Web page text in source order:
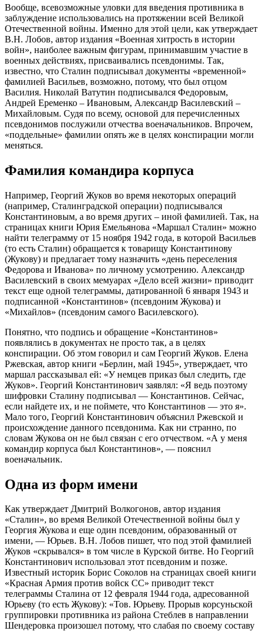
Вообще, всевозможные уловки для введения противника в
заблуждение использовались на протяжении всей Великой
Отечественной войны. Именно для этой цели, как утверждает
В.Н. Лобов, автор издания «Военная хитрость в истории
войн», наиболее важным фигурам, принимавшим участие в
военных действиях, присваивались псевдонимы. Так,
известно, что Сталин подписывал документы «временной»
фамилией Васильев, возможно, потому, что был отцом
Василия. Николай Ватутин подписывался Федоровым,
Андрей Еременко – Ивановым, Александр Василевский –
Михайловым. Судя по всему, основой для перечисленных
псевдонимов послужили отчества военачальников. Впрочем,
«поддельные» фамилии опять же в целях конспирации могли
меняться.
Фамилия командира корпуса
Например, Георгий Жуков во время некоторых операций
(например, Сталинградской операции) подписывался
Константиновым, а во время других – иной фамилией. Так, на
страницах книги Юрия Емельянова «Маршал Сталин» можно
найти телеграмму от 15 ноября 1942 года, в которой Васильев
(то есть Сталин) обращается к товарищу Константинову
(Жукову) и предлагает тому назначить «день переселения
Федорова и Иванова» по личному усмотрению. Александр
Василевский в своих мемуарах «Дело всей жизни» приводит
текст еще одной телеграммы, датированной 6 января 1943 и
подписанной «Константинов» (псевдоним Жукова) и
«Михайлов» (псевдоним самого Василевского).
Понятно, что подпись и обращение «Константинов»
появлялись в документах не просто так, а в целях
конспирации. Об этом говорил и сам Георгий Жуков. Елена
Ржевская, автор книги «Берлин, май 1945», утверждает, что
маршал рассказывал ей: «У немцев приказ был следить, где
Жуков». Георгий Константинович заявлял: «Я ведь поэтому
шифровки Сталину подписывал — Константинов. Сейчас,
если найдете их, и не поймете, что Константинов — это я».
Мало того, Георгий Константинович объяснил Ржевской и
происхождение данного псевдонима. Как ни странно, по
словам Жукова он не был связан с его отчеством. «А у меня
командир корпуса был Константинов», — пояснил
военачальник.
Одна из форм имени
Как утверждает Дмитрий Волкогонов, автор издания
«Сталин», во время Великой Отечественной войны был у
Георгия Жукова и еще один псевдоним, образованный от
имени, — Юрьев. В.Н. Лобов пишет, что под этой фамилией
Жуков «скрывался» в том числе в Курской битве. Но Георгий
Константинович использовал этот псевдоним и позже.
Известный историк Борис Соколов на страницах своей книги
«Красная Армия против войск СС» приводит текст
телеграммы Сталина от 12 февраля 1944 года, адресованной
Юрьеву (то есть Жукову): «Тов. Юрьеву. Прорыв корсуньской
группировки противника из района Стеблев в направлении
Шендеровка произошел потому, что слабая по своему составу